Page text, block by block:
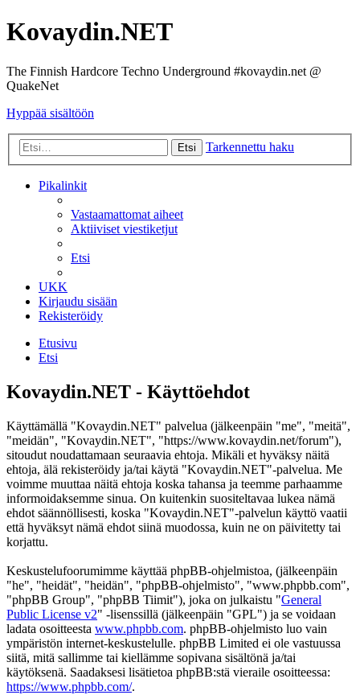
Kovaydin.NET
The Finnish Hardcore Techno Underground #kovaydin.net @
QuakeNet
Hyppää sisältöön
Etsi Tarkennettu haku
Pikalinkit
Vastaamattomat aiheet
Aktiiviset viestiketjut
Etsi
UKK
Kirjaudu sisään
Rekisteröidy
Etusivu
Etsi
Kovaydin.NET - Käyttöehdot
Käyttämällä "Kovaydin.NET" palvelua (jälkeenpäin "me", "meitä",
"meidän", "Kovaydin.NET", "https://www.kovaydin.net/forum"),
sitoudut noudattamaan seuraavia ehtoja. Mikäli et hyväksy näitä
ehtoja, älä rekisteröidy ja/tai käytä "Kovaydin.NET"-palvelua. Me
voimme muuttaa näitä ehtoja koska tahansa ja teemme parhaamme
informoidaksemme sinua. On kuitenkin suositeltavaa lukea nämä
ehdot säännöllisesti, koska "Kovaydin.NET"-palvelun käyttö vaatii
että hyväksyt nämä ehdot siinä muodossa, kuin ne on päivitetty tai
korjattu.
Keskustelufoorumimme käyttää phpBB-ohjelmistoa, (jälkeenpäin
"he", "heidät", "heidän", "phpBB-ohjelmisto", "www.phpbb.com",
"phpBB Group", "phpBB Tiimit"), joka on julkaistu "General
Public License v2" -lisenssillä (jälkeenpäin "GPL") ja se voidaan
ladata osoitteesta www.phpbb.com. phpBB-ohjelmisto luo vain
ympäristön internet-keskustelulle. phpBB Limited ei ole vastuussa
siitä, mitä sallimme tai kiellämme sopivana sisältönä ja/tai
käytöksenä. Saadaksesi lisätietoa phpBB:stä vieraile osoitteessa:
https://www.phpbb.com/.